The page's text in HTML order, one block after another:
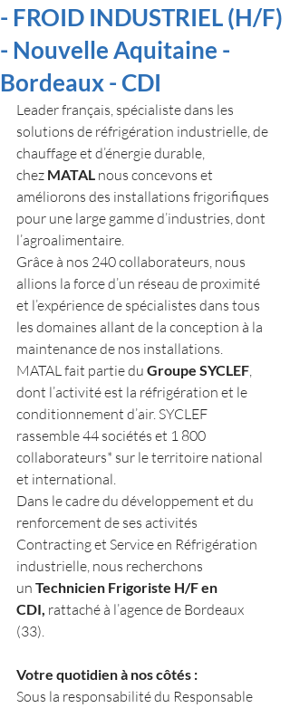
- FROID INDUSTRIEL (H/F)
- Nouvelle Aquitaine -
Bordeaux - CDI
Leader français, spécialiste dans les
solutions de réfrigération industrielle, de
chauffage et d’énergie durable,
chez MATAL nous concevons et
améliorons des installations frigorifiques
pour une large gamme d’industries, dont
l’agroalimentaire.
Grâce à nos 240 collaborateurs, nous
allions la force d’un réseau de proximité
et l’expérience de spécialistes dans tous
les domaines allant de la conception à la
maintenance de nos installations.
MATAL fait partie du Groupe SYCLEF,
dont l’activité est la réfrigération et le
conditionnement d’air. SYCLEF
rassemble 44 sociétés et 1 800
collaborateurs* sur le territoire national
et international.
Dans le cadre du développement et du
renforcement de ses activités
Contracting et Service en Réfrigération
industrielle, nous recherchons
un Technicien Frigoriste H/F en
CDI, rattaché à l’agence de Bordeaux
(33).
Votre quotidien à nos côtés :
Sous la responsabilité du Responsable